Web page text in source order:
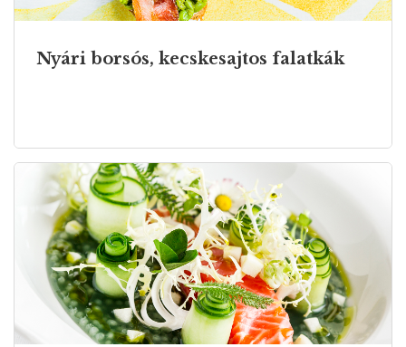
Nyári borsós, kecskesajtos falatkák